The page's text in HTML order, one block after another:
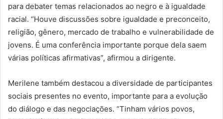
para debater temas relacionados ao negro e à igualdade
racial. “Houve discussões sobre igualdade e preconceito,
religião, gênero, mercado de trabalho e vulnerabilidade de
jovens. É uma conferência importante porque dela saem
várias políticas afirmativas”, afirmou a dirigente.
Merilene também destacou a diversidade de participantes
sociais presentes no evento, importante para a evolução
do diálogo e das negociações. “Tinham vários povos,